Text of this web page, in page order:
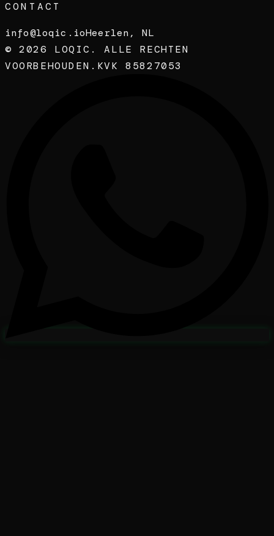
CONTACT
info@loqic.ioHeerlen, NL
©2026
LOQIC. ALLE RECHTEN
VOORBEHOUDEN. KVK 85827053